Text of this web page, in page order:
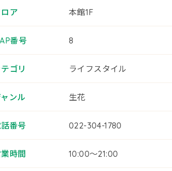
ロア 本館1F
番号 8
ゴリ ライフスタイル
ンル 生花
番号 022-304-1780
時間 10:00～21:00